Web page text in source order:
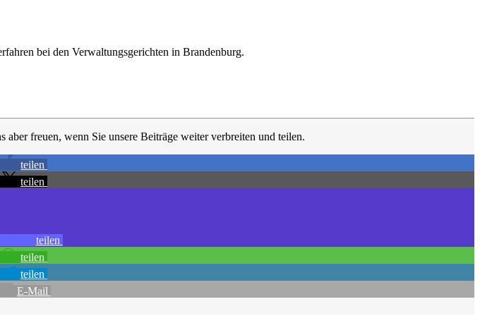
bei den Verwaltungsgerichten in Brandenburg.
freuen, wenn Sie unsere Beiträge weiter verbreiten und teilen.
teilen
teilen
teilen
teilen
teilen
E-Mail